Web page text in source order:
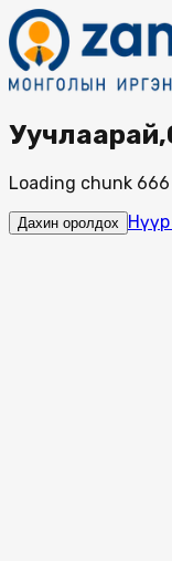
Loading chunk
Дахин оролдох